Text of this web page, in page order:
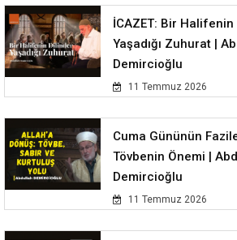
İCAZET: Bir
Yaşadığı Zuhurat |
Demircioğlu
11 Temmuz 2026
Cuma Gününün
Tövbenin Önemi |
Demircioğlu
11 Temmuz 2026